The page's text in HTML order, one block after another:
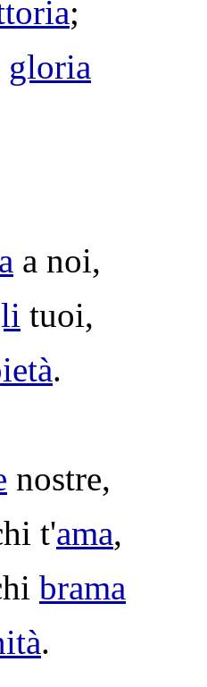
;
gloria
a noi,
tuoi,
.
nostre,
t'ama,
brama
.